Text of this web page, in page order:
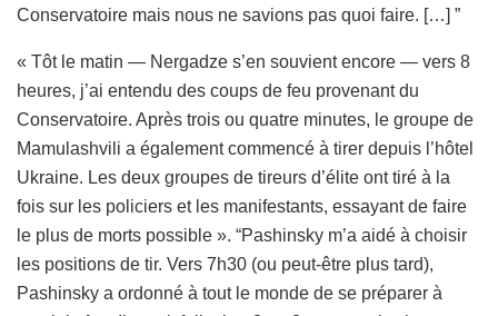
Conservatoire mais nous ne savions pas quoi faire. […] ”
« Tôt le matin — Nergadze s’en souvient encore — vers 8
heures, j’ai entendu des coups de feu provenant du
Conservatoire. Après trois ou quatre minutes, le groupe de
Mamulashvili a également commencé à tirer depuis l’hôtel
Ukraine. Les deux groupes de tireurs d’élite ont tiré à la
fois sur les policiers et les manifestants, essayant de faire
le plus de morts possible ». “Pashinsky m’a aidé à choisir
les positions de tir. Vers 7h30 (ou peut-être plus tard),
Pashinsky a ordonné à tout le monde de se préparer à